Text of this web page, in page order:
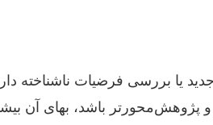
بررسی فرضیات ناشناخته
پژوهش‌محورتر باشد، بهای آن